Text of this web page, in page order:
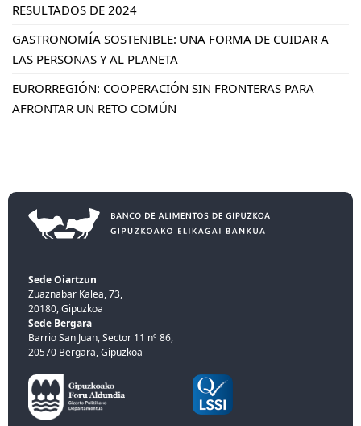
RESULTADOS DE 2024
GASTRONOMÍA SOSTENIBLE: UNA FORMA DE CUIDAR A
LAS PERSONAS Y AL PLANETA
EURORREGIÓN: COOPERACIÓN SIN FRONTERAS PARA
AFRONTAR UN RETO COMÚN
Sede Oiartzun
Zuaznabar Kalea, 73,
20180, Gipuzkoa
Sede Bergara
Barrio San Juan, Sector 11 nº 86,
20570 Bergara, Gipuzkoa